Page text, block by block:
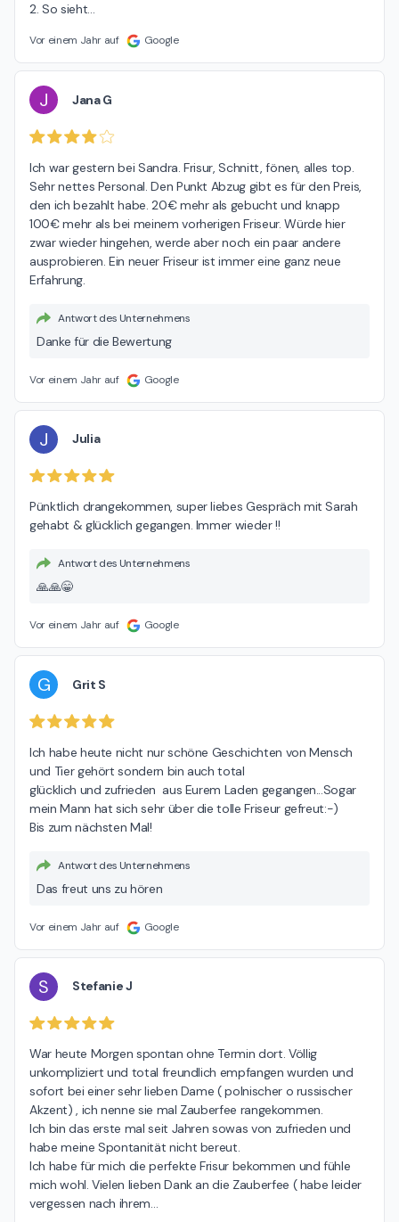
2. So sieht…
Vor einem Jahr auf Google
J Jana G
Ich war gestern bei Sandra. Frisur, Schnitt, fönen, alles top.
Sehr nettes Personal. Den Punkt Abzug gibt es für den Preis,
den ich bezahlt habe. 20€ mehr als gebucht und knapp
100€ mehr als bei meinem vorherigen Friseur. Würde hier
zwar wieder hingehen, werde aber noch ein paar andere
ausprobieren. Ein neuer Friseur ist immer eine ganz neue
Erfahrung.
Antwort des Unternehmens
Danke für die Bewertung
Vor einem Jahr auf Google
J Julia
Pünktlich drangekommen, super liebes Gespräch mit Sarah
gehabt & glücklich gegangen. Immer wieder !!
Antwort des Unternehmens
🙏🙏😁
Vor einem Jahr auf Google
G Grit S
Ich habe heute nicht nur schöne Geschichten von Mensch
und Tier gehört sondern bin auch total
glücklich und zufrieden  aus Eurem Laden gegangen...Sogar
mein Mann hat sich sehr über die tolle Friseur gefreut:-)
Bis zum nächsten Mal!
Antwort des Unternehmens
Das freut uns zu hören
Vor einem Jahr auf Google
S Stefanie J
War heute Morgen spontan ohne Termin dort. Völlig
unkompliziert und total freundlich empfangen wurden und
sofort bei einer sehr lieben Dame ( polnischer o russischer
Akzent) , ich nenne sie mal Zauberfee rangekommen.
Ich bin das erste mal seit Jahren sowas von zufrieden und
habe meine Spontanität nicht bereut.
Ich habe für mich die perfekte Frisur bekommen und fühle
mich wohl. Vielen lieben Dank an die Zauberfee ( habe leider
vergessen nach ihrem…